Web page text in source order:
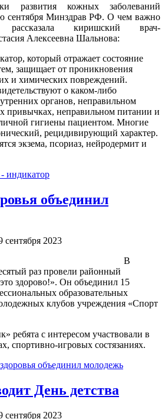
развития кожных заболеваний
сентября Минздрав РФ. О чем важно
рассказала киришский врач-
Алексеевна Шальнова:
который отражает состояние
защищает от проникновения
и химических повреждений.
о каком-либо
органов, неправильном
привычках, неправильном питании и
гигиены пациентом. Многие
рецидивирующий характер.
экзема, псориаз, нейродермит и
индикатор
объединил
2023
В
раз провели районный
здорово!». Он объединил 15
образовательных
клубов учреждения «Спорт
ребята с интересом участвовали в
спортивно-игровых состязаниях.
объединил молодежь
День детства
2023